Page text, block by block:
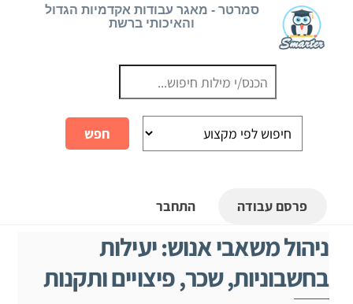
סמרטר - מאגר עבודות אקדמיות הגדול
והאיכותי ברשת
פרסם עבודה התחבר
ניהול משאבי אנוש: יעילות
בחשבוניות, שכר, פיצויים ותקנות